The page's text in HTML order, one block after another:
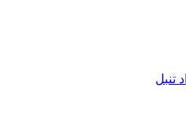
تنبل